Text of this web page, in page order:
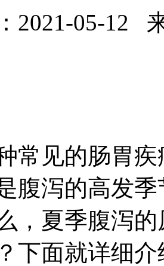
2021-05-12
常见的肠胃
腹泻的高发
，夏季腹泻
下面就详细